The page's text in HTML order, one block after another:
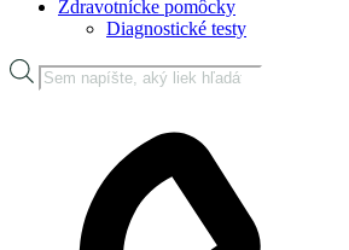
Zdravotnícke pomôcky
Diagnostické testy
Products
search